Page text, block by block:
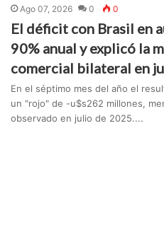
Ago 07, 2026 0 0
El déficit con Brasil en
90% anual y explicó la
comercial bilateral en
En el séptimo mes del año el
un "rojo" de -u$s262 millones,
observado en julio de 2025....